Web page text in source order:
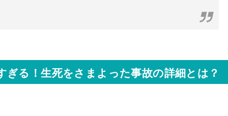
る！生死をさまよった事故の詳細とは？